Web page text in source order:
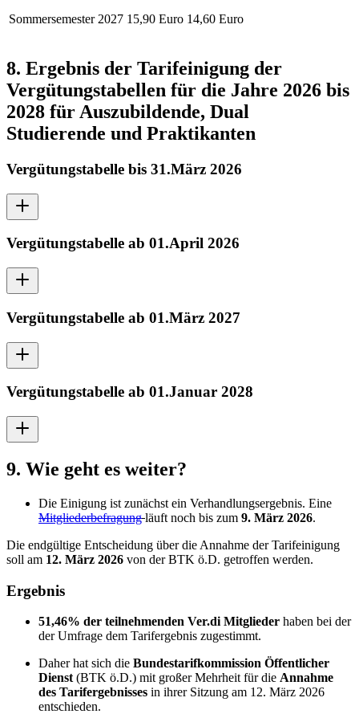
Sommersemester 2027 15,90 Euro 14,60 Euro
8. Ergebnis der Tarifeinigung der
Vergütungstabellen für die Jahre 2026 bis
2028 für Auszubildende, Dual
Studierende und Praktikanten
Vergütungstabelle bis 31.März 2026
Vergütungstabelle ab 01.April 2026
Vergütungstabelle ab 01.März 2027
Vergütungstabelle ab 01.Januar 2028
9. Wie geht es weiter?
Die Einigung ist zunächst ein Verhandlungsergebnis. Eine
Mitgliederbefragung läuft noch bis zum 9. März 2026.
Die endgültige Entscheidung über die Annahme der Tarifeinigung
soll am 12. März 2026 von der BTK ö.D. getroffen werden.
Ergebnis
51,46% der teilnehmenden Ver.di Mitglieder haben bei der
der Umfrage dem Tarifergebnis zugestimmt.
Daher hat sich die Bundestarifkommission Öffentlicher
Dienst (BTK ö.D.) mit großer Mehrheit für die Annahme
des Tarifergebnisses in ihrer Sitzung am 12. März 2026
entschieden.